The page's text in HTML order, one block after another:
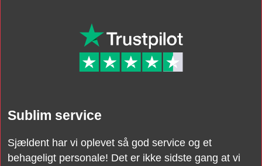
Sublim service
Sjældent har vi oplevet så god service og et
behageligt personale! Det er ikke sidste gang at vi